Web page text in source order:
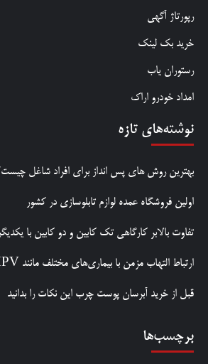
رپورتاژ آگهی
خرید بک لینک
رستوران یاب
امداد خودرو اراک
نوشته‌های تازه
بهترین روش‌ های پس‌ انداز برای افراد شاغل
اولین فروشگاه عمده لوازم تابلوسازی در کشور
تفاوت بالابر کارگاهی تک کابین و دو کابین با یکدیگر
ارتباط التهاب مزمن با بیماری‌های مختلف مانند HPV
قبل از خرید آبرسان پوست چرب این نکات را بدانید
برچسب‌ها